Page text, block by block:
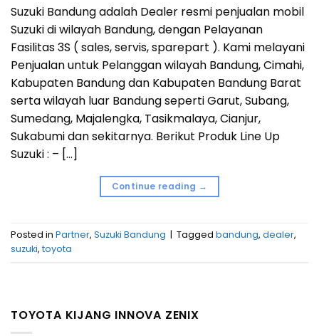
Suzuki Bandung adalah Dealer resmi penjualan mobil
Suzuki di wilayah Bandung, dengan Pelayanan
Fasilitas 3S ( sales, servis, sparepart ). Kami melayani
Penjualan untuk Pelanggan wilayah Bandung, Cimahi,
Kabupaten Bandung dan Kabupaten Bandung Barat
serta wilayah luar Bandung seperti Garut, Subang,
Sumedang, Majalengka, Tasikmalaya, Cianjur,
Sukabumi dan sekitarnya. Berikut Produk Line Up
Suzuki : – […]
Continue reading →
Posted in Partner, Suzuki Bandung | Tagged bandung, dealer,
suzuki, toyota
TOYOTA KIJANG INNOVA ZENIX